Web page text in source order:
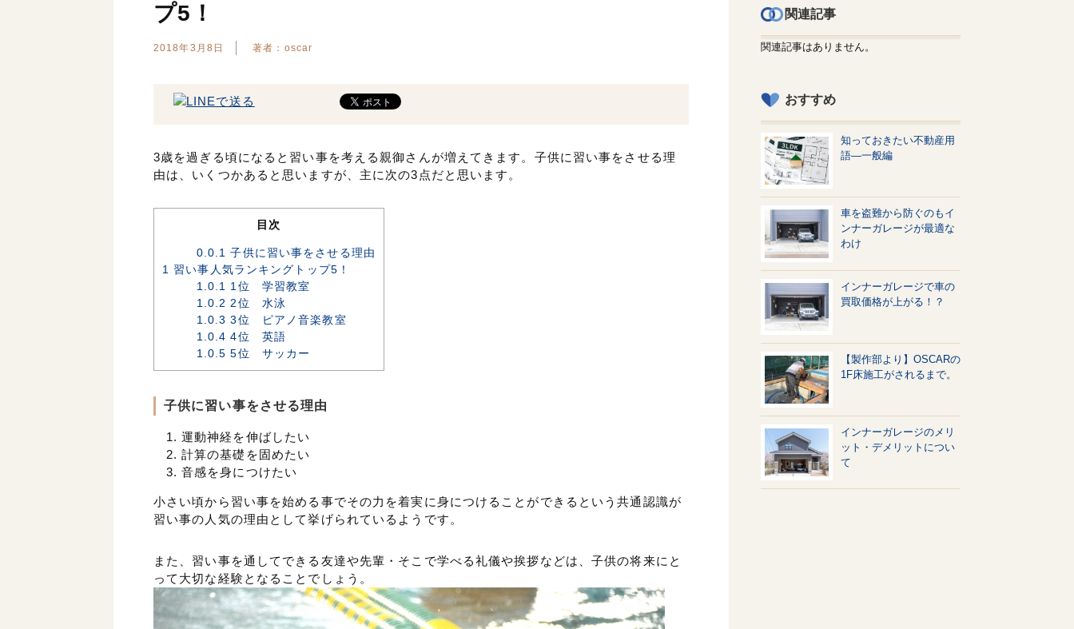
プ5！
2018年3月8日 著者：oscar
3歳を過ぎる頃になると習い事を考える親御さんが増えてきます。子供に習い事をさせる理
由は、いくつかあると思いますが、主に次の3点だと思います。
目次
0.0.1 子供に習い事をさせる理由
1 習い事人気ランキングトップ5！
1.0.1 1位 学習教室
1.0.2 2位 水泳
1.0.3 3位 ピアノ音楽教室
1.0.4 4位 英語
1.0.5 5位 サッカー
子供に習い事をさせる理由
運動神経を伸ばしたい
計算の基礎を固めたい
音感を身につけたい
小さい頃から習い事を始める事でその力を着実に身につけることができるという共通認識が
習い事の人気の理由として挙げられているようです。
また、習い事を通してできる友達や先輩・そこで学べる礼儀や挨拶などは、子供の将来にと
って大切な経験となることでしょう。
関連記事
関連記事はありません。
おすすめ
知っておきたい不動産用
語—一般編
車を盗難から防ぐのもイ
ンナーガレージが最適な
わけ
インナーガレージで車の
買取価格が上がる！？
【製作部より】OSCARの
1F床施工がされるまで。
インナーガレージのメリ
ット・デメリットについ
て